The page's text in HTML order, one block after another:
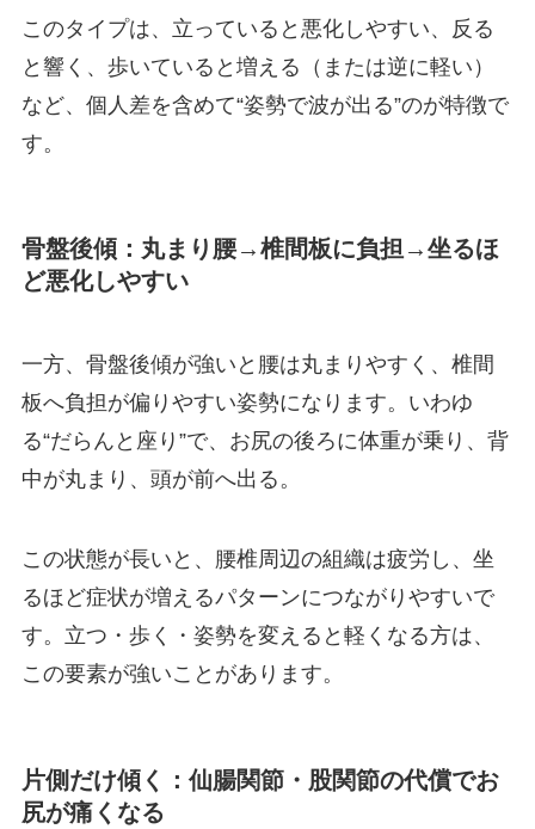
このタイプは、立っていると悪化しやすい、反る
と響く、歩いていると増える（または逆に軽い）
など、個人差を含めて“姿勢で波が出る”のが特徴で
す。
骨盤後傾：丸まり腰→椎間板に負担→坐るほ
ど悪化しやすい
一方、骨盤後傾が強いと腰は丸まりやすく、椎間
板へ負担が偏りやすい姿勢になります。いわゆ
る“だらんと座り”で、お尻の後ろに体重が乗り、背
中が丸まり、頭が前へ出る。
この状態が長いと、腰椎周辺の組織は疲労し、坐
るほど症状が増えるパターンにつながりやすいで
す。立つ・歩く・姿勢を変えると軽くなる方は、
この要素が強いことがあります。
片側だけ傾く：仙腸関節・股関節の代償でお
尻が痛くなる